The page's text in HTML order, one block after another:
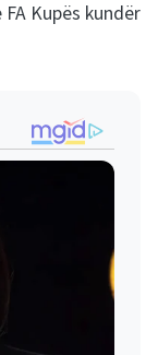
Kupës kundër